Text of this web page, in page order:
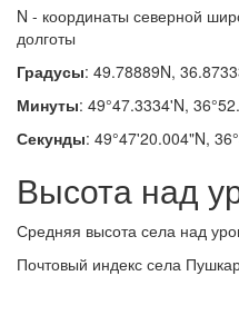
N - координаты северной
долготы
Градусы: 49.78889N,
Минуты: 49°47.3334'N,
Секунды: 49°47'20.004"N,
Высота над
Средняя высота села над
Почтовый индекс села